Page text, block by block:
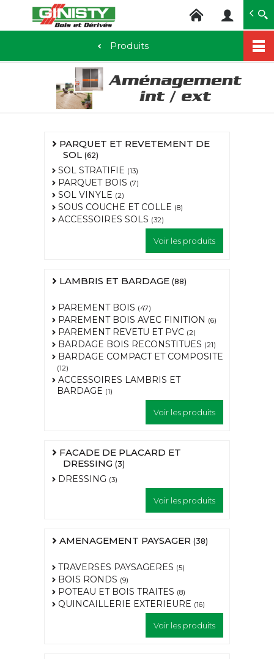
Produits
PARQUET ET REVETEMENT DE
SOL (62)
SOL STRATIFIE (13)
PARQUET BOIS (7)
SOL VINYLE (2)
SOUS COUCHE ET COLLE (8)
ACCESSOIRES SOLS (32)
Voir les produits
LAMBRIS ET BARDAGE (88)
PAREMENT BOIS (47)
PAREMENT BOIS AVEC FINITION (6)
PAREMENT REVETU ET PVC (2)
BARDAGE BOIS RECONSTITUES (21)
BARDAGE COMPACT ET COMPOSITE
(12)
ACCESSOIRES LAMBRIS ET
BARDAGE (1)
Voir les produits
FACADE DE PLACARD ET
DRESSING (3)
DRESSING (3)
Voir les produits
AMENAGEMENT PAYSAGER (38)
TRAVERSES PAYSAGERES (5)
BOIS RONDS (9)
POTEAU ET BOIS TRAITES (8)
QUINCAILLERIE EXTERIEURE (16)
Voir les produits